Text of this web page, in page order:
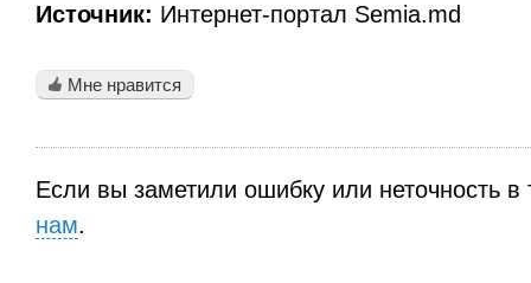
Источник: Интернет-портал Semia.md
Мне нравится
Если вы заметили ошибку или неточность в
нам.